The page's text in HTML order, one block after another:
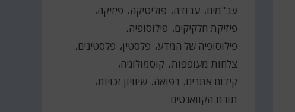
עב"מים עבודה פוליטיקה
פיזיקה
פיזיקת חלקיקים
פילוסופיה
פילוסופיה של המדע פלסטין פלסטינים
צלחות מעופפות קוסמולוגיה
קידום אתרים
רפואה שיוויון זכויות
תורת הקוואנטים